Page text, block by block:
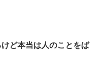
ど本当は人のことをば